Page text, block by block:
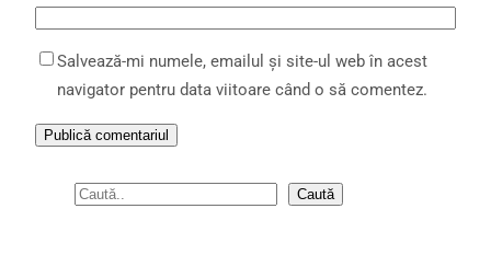
Salvează-mi numele, emailul și site-ul web în acest
navigator pentru data viitoare când o să comentez.
S
Caută